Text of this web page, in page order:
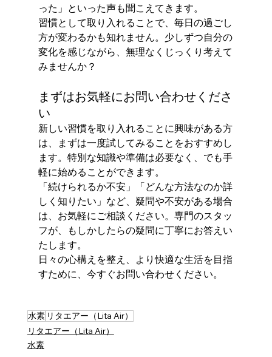
った」といった声も聞こえてきます。
習慣として取り入れることで、毎日の過ごし
方が変わるかも知れません。少しずつ自分の
変化を感じながら、無理なくじっくり考えて
みませんか？
まずはお気軽にお問い合わせくださ
い
新しい習慣を取り入れることに興味がある方
は、まずは一度試してみることをおすすめし
ます。特別な知識や準備は必要なく、でも手
軽に始めることができます。
「続けられるか不安」「どんな方法なのか詳
しく知りたい」など、疑問や不安がある場合
は、お気軽にご相談ください。専門のスタッ
フが、もしかしたらの疑問に丁寧にお答えい
たします。
日々の心構えを整え、より快適な生活を目指
すために、今すぐお問い合わせください。
水素 リタエアー（Lita Air）
リタエアー（Lita Air）
水素